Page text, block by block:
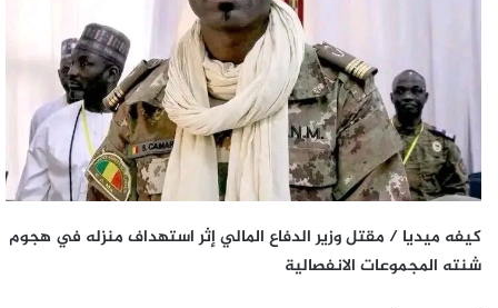
كيفه ميديا / مقتل وزير الدفاع المالي إثر استهداف منزله في هجوم
شنته المجموعات الانفصالية